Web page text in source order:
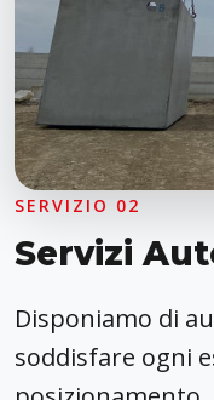
SERVIZIO 02
Servizi
Disponiamo di
soddisfare ogni